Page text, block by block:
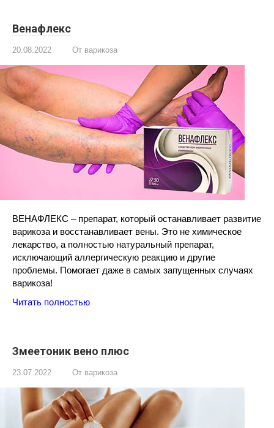
Венафлекс
20.08.2022 От варикоза
ВЕНАФЛЕКС – препарат, который останавливает развитие
варикоза и восстанавливает вены. Это не химическое
лекарство, а полностью натуральный препарат,
исключающий аллергическую реакцию и другие
проблемы. Помогает даже в самых запущенных случаях
варикоза!
Читать полностью
Змеетоник вено плюс
23.07.2022 От варикоза